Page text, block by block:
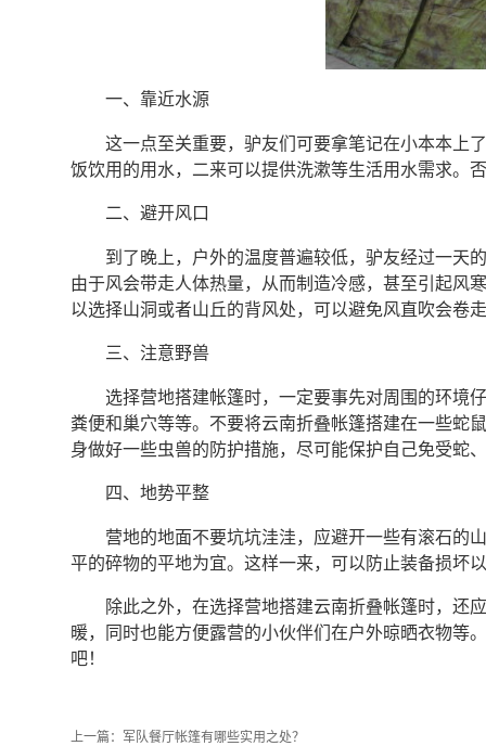
一、靠近水源
这一点至关重要，驴友们可要拿笔记在小本本上
饭饮用的用水，二来可以提供洗漱等生活用水需求。
二、避开风口
到了晚上，户外的温度普遍较低，驴友经过一天
由于风会带走人体热量，从而制造冷感，甚至引起风
以选择山洞或者山丘的背风处，可以避免风直吹会卷
三、注意野兽
选择营地搭建帐篷时，一定要事先对周围的环境
粪便和巢穴等等。不要将云南折叠帐篷搭建在一些蛇
身做好一些虫兽的防护措施，尽可能保护自己免受蛇
四、地势平整
营地的地面不要坑坑洼洼，应避开一些有滚石的
平的碎物的平地为宜。这样一来，可以防止装备损坏
除此之外，在选择营地搭建云南折叠帐篷时，还
暖，同时也能方便露营的小伙伴们在户外晾晒衣物等
吧！
上一篇： 军队餐厅帐篷有哪些实用之处？